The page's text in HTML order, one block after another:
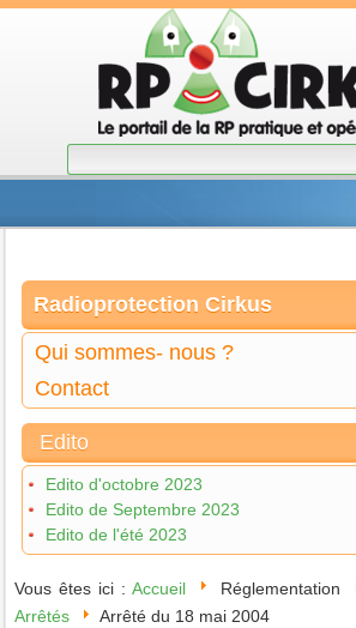
Radioprotection Cirkus
Qui sommes- nous ?
Contact
Edito
Edito d'octobre 2023
Edito de Septembre 2023
Edito de l'été 2023
Vous êtes ici : Accueil Réglementation
Arrêtés
Arrêté du 18 mai 2004